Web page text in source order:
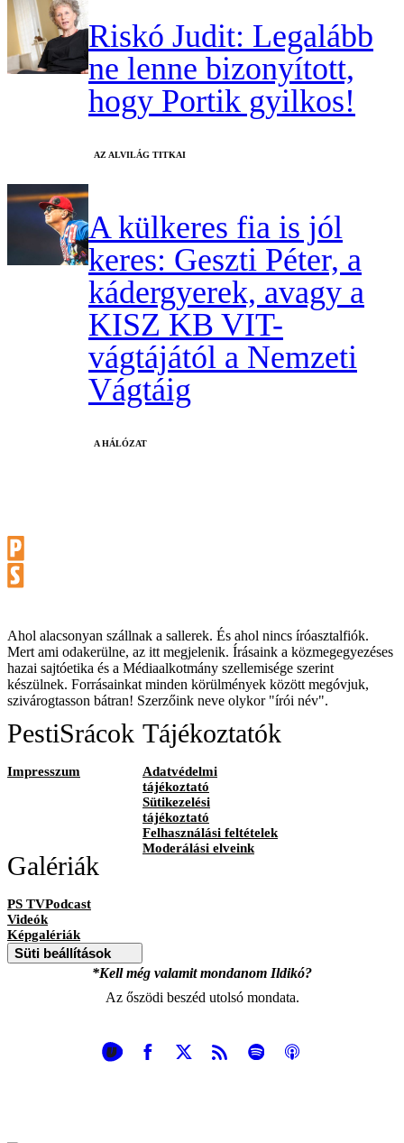
Riskó Judit: Legalább
ne lenne bizonyított,
hogy Portik gyilkos!
AZ ALVILÁG TITKAI
A külkeres fia is jól
keres: Geszti Péter, a
kádergyerek, avagy a
KISZ KB VIT-
vágtájától a Nemzeti
Vágtáig
A HÁLÓZAT
Ahol alacsonyan szállnak a sallerek. És ahol nincs íróasztalfiók.
Mert ami odakerülne, az itt megjelenik. Írásaink a közmegegyezéses
hazai sajtóetika és a Médiaalkotmány szellemisége szerint
készülnek. Forrásainkat minden körülmények között megóvjuk,
szivárogtasson bátran! Szerzőink neve olykor "írói név".
PestiSrácok
Impresszum
Tájékoztatók
Adatvédelmi
tájékoztató
Sütikezelési
tájékoztató
Felhasználási feltételek
Moderálási elveink
Galériák
PS TVPodcast
Videók
Képgalériák
Süti beállítások
*Kell még valamit mondanom Ildikó?
Az őszödi beszéd utolsó mondata.